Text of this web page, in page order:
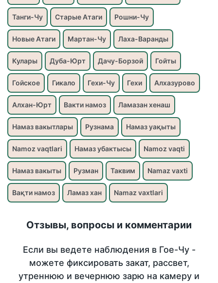
Танги-Чу Старые Атаги Рошни-Чу
Новые Атаги Мартан-Чу Лаха-Варанды
Кулары Дуба-Юрт Дачу-Борзой Гойты
Гойское Гикало Гехи-Чу Гехи Алхазурово
Алхан-Юрт Вакти намоз Ламазан хенаш
Намаз вакытлары Рузнама Намаз уақыты
Namoz vaqtlari Намаз убактысы Namoz vaqti
Намаз вакыты Рузман Таквим Namaz vaxti
Вақти намоз Ламаз хан Namaz vaxtlari
Отзывы, вопросы и комментарии
Если вы ведете наблюдения в Гое-Чу -
можете фиксировать закат, рассвет,
утреннюю и вечернюю зарю на камеру и